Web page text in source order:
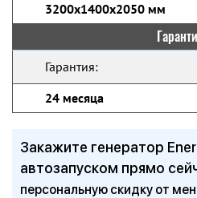
3200x1400x2050 мм
Гарантия:
24 месяца
Закажите генератор
автозапуском прямо
персональную скидку от